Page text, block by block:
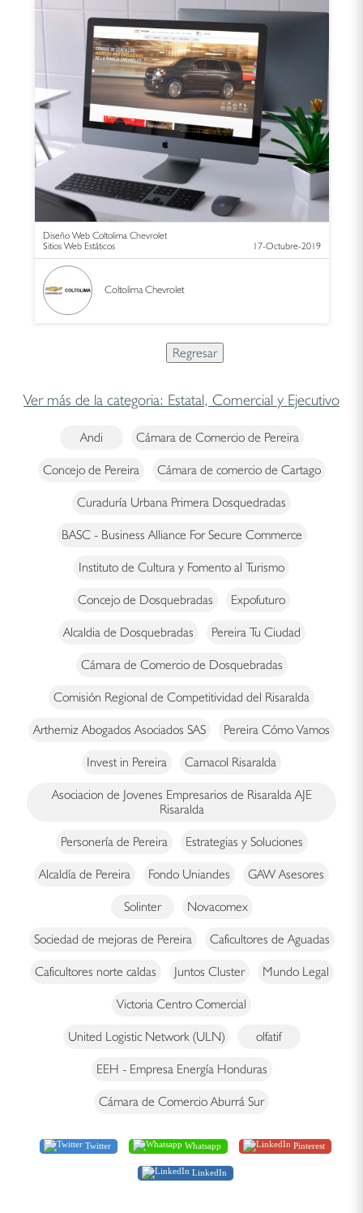
Diseño Web Coltolima Chevrolet
Sitios Web Estáticos
17-Octubre-2019
Coltolima Chevrolet
Ver más de la categoria: Estatal, Comercial y Ejecutivo
Andi Cámara de Comercio de Pereira
Concejo de Pereira Cámara de comercio de Cartago
Curaduría Urbana Primera Dosquedradas
BASC - Business Alliance For Secure Commerce
Instituto de Cultura y Fomento al Turismo
Concejo de Dosquebradas Expofuturo
Alcaldia de Dosquebradas Pereira Tu Ciudad
Cámara de Comercio de Dosquebradas
Comisión Regional de Competitividad del Risaralda
Arthemiz Abogados Asociados SAS Pereira Cómo Vamos
Invest in Pereira Camacol Risaralda
Asociacion de Jovenes Empresarios de Risaralda AJE
Risaralda
Personería de Pereira Estrategias y Soluciones
Alcaldía de Pereira Fondo Uniandes GAW Asesores
Solinter Novacomex
Sociedad de mejoras de Pereira Caficultores de Aguadas
Caficultores norte caldas Juntos Cluster Mundo Legal
Victoria Centro Comercial
United Logistic Network (ULN) olfatif
EEH - Empresa Energía Honduras
Cámara de Comercio Aburrá Sur
Twitter Whatsapp Pinterest
LinkedIn